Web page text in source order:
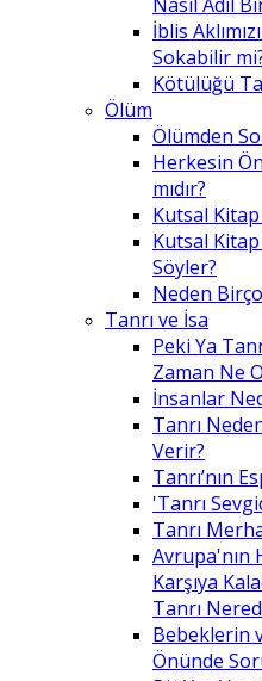
İblis
Sokabilir
Kötülüğü
Ölüm
Ölümden
Herkesin
mıdır?
Kutsal
Kutsal
Söyler?
Neden
Tanrı ve İsa
Peki Ya
Zaman Ne
İnsanlar
Tanrı
Verir?
Tanrı’nın
'Tanrı
Tanrı
Avrupa'nın
Karşıya
Tanrı
Bebeklerin
Önünde